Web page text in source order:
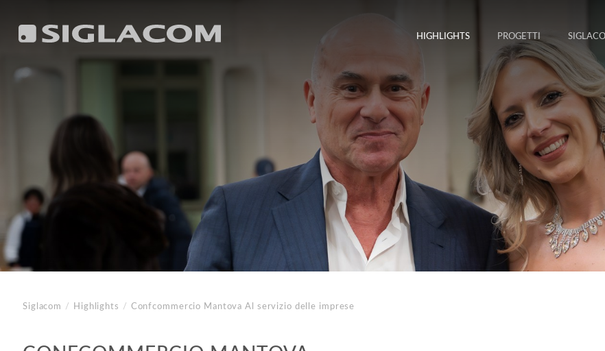
HIGHLIGHTS PROGETTI
Siglacom / Highlights / Confcommercio MantovaAl servizio delle imprese